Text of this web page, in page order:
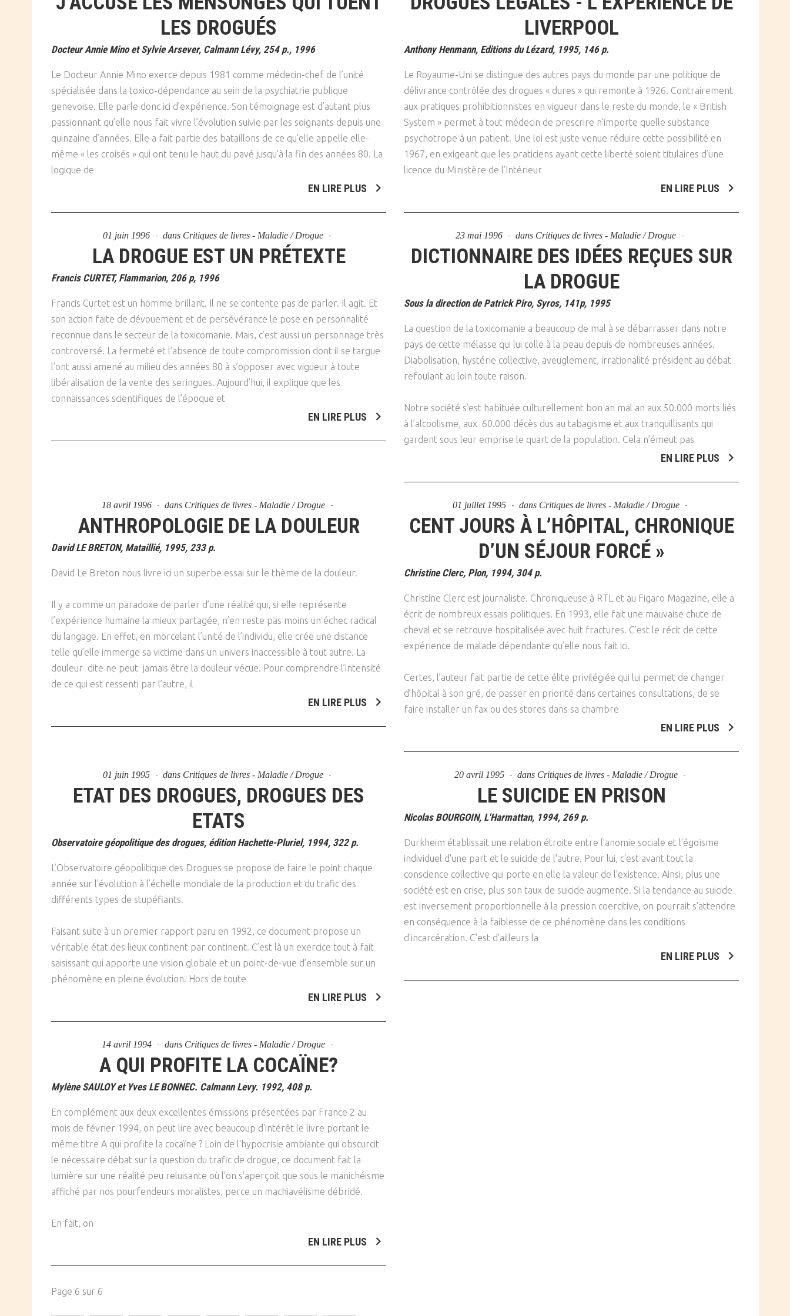
Violence / Maltraitance
Agression Sexuelle
Banlieue
Protection De L'enfance
Accueil – Placement
Psychanalyse
Psychiatrie
Psychologie
Sexualité
Sociologie
Droit
Économie / Emploi
Justice
Politique
Religion
Scolarité
Romans / Médias
LES DROGUÉS
Docteur Annie Mino et Sylvie Arsever, Calmann Lévy, 254 p., 1996
Le Docteur Annie Mino exerce depuis 1981 comme médecin-chef de l’unité
spécialisée dans la toxico-dépendance au sein de la psychiatrie publique
genevoise. Elle parle donc ici d’expérience. Son témoignage est d’autant plus
passionnant qu’elle nous fait vivre l’évolution suivie par les soignants depuis une
quinzaine d’années. Elle a fait partie des bataillons de ce qu’elle appelle elle-
même « les croisés » qui ont tenu le haut du pavé jusqu’à la fin des années 80. La
logique de
EN LIRE PLUS
LIVERPOOL
Anthony Henmann, Editions du Lézard, 1995, 146 p.
Le Royaume-Uni se distingue des autres pays du monde par une politique de
délivrance contrôlée des drogues « dures » qui remonte à 1926. Contrairement
aux pratiques prohibitionnistes en vigueur dans le reste du monde, le « British
System » permet à tout médecin de prescrire n’importe quelle substance
psychotrope à un patient. Une loi est juste venue réduire cette possibilité en
1967, en exigeant que les praticiens ayant cette liberté soient titulaires d’une
licence du Ministère de l’Intérieur
EN LIRE PLUS
01 juin 1996 dans Critiques de livres - Maladie / Drogue
LA DROGUE EST UN PRÉTEXTE
Francis CURTET, Flammarion, 206 p, 1996
Francis Curtet est un homme brillant. Il ne se contente pas de parler. Il agit. Et
son action faite de dévouement et de persévérance le pose en personnalité
reconnue dans le secteur de la toxicomanie. Mais, c’est aussi un personnage très
controversé. La fermeté et l’absence de toute compromission dont il se targue
l’ont aussi amené au milieu des années 80 à s’opposer avec vigueur à toute
libéralisation de la vente des seringues. Aujourd’hui, il explique que les
connaissances scientifiques de l’époque et
EN LIRE PLUS
23 mai 1996 dans Critiques de livres - Maladie / Drogue
DICTIONNAIRE DES IDÉES REÇUES SUR
LA DROGUE
Sous la direction de Patrick Piro, Syros, 141p, 1995
La question de la toxicomanie a beaucoup de mal à se débarrasser dans notre
pays de cette mélasse qui lui colle à la peau depuis de nombreuses années.
Diabolisation, hystérie collective, aveuglement, irrationalité président au débat
refoulant au loin toute raison.
Notre société s’est habituée culturellement bon an mal an aux 50.000 morts liés
à l’alcoolisme, aux 60.000 décès dus au tabagisme et aux tranquillisants qui
gardent sous leur emprise le quart de la population. Cela n’émeut pas
EN LIRE PLUS
18 avril 1996 dans Critiques de livres - Maladie / Drogue
ANTHROPOLOGIE DE LA DOULEUR
David LE BRETON, Mataillié, 1995, 233 p.
David Le Breton nous livre ici un superbe essai sur le thème de la douleur.
Il y a comme un paradoxe de parler d’une réalité qui, si elle représente
l’expérience humaine la mieux partagée, n’en reste pas moins un échec radical
du langage. En effet, en morcelant l’unité de l’individu, elle crée une distance
telle qu’elle immerge sa victime dans un univers inaccessible à tout autre. La
douleur dite ne peut jamais être la douleur vécue. Pour comprendre l’intensité
de ce qui est ressenti par l’autre, il
EN LIRE PLUS
01 juillet 1995 dans Critiques de livres - Maladie / Drogue
CENT JOURS À L’HÔPITAL, CHRONIQUE
D’UN SÉJOUR FORCÉ »
Christine Clerc, Plon, 1994, 304 p.
Christine Clerc est journaliste. Chroniqueuse à RTL et au Figaro Magazine, elle a
écrit de nombreux essais politiques. En 1993, elle fait une mauvaise chute de
cheval et se retrouve hospitalisée avec huit fractures. C’est le récit de cette
expérience de malade dépendante qu’elle nous fait ici.
Certes, l’auteur fait partie de cette élite privilégiée qui lui permet de changer
d’hôpital à son gré, de passer en priorité dans certaines consultations, de se
faire installer un fax ou des stores dans sa chambre
EN LIRE PLUS
01 juin 1995 dans Critiques de livres - Maladie / Drogue
ETAT DES DROGUES, DROGUES DES
ETATS
Observatoire géopolitique des drogues, édition Hachette-Pluriel, 1994, 322 p.
L’Observatoire géopolitique des Drogues se propose de faire le point chaque
année sur l’évolution à l’échelle mondiale de la production et du trafic des
différents types de stupéfiants.
Faisant suite à un premier rapport paru en 1992, ce document propose un
véritable état des lieux continent par continent. C’est là un exercice tout à fait
saisissant qui apporte une vision globale et un point-de-vue d’ensemble sur un
phénomène en pleine évolution. Hors de toute
EN LIRE PLUS
20 avril 1995 dans Critiques de livres - Maladie / Drogue
LE SUICIDE EN PRISON
Nicolas BOURGOIN, L'Harmattan, 1994, 269 p.
Durkheim établissait une relation étroite entre l'anomie sociale et l'égoïsme
individuel d'une part et le suicide de l'autre. Pour lui, c'est avant tout la
conscience collective qui porte en elle la valeur de l'existence. Ainsi, plus une
société est en crise, plus son taux de suicide augmente. Si la tendance au suicide
est inversement proportionnelle à la pression coercitive, on pourrait s'attendre
en conséquence à la faiblesse de ce phénomène dans les conditions
d'incarcération. C'est d'ailleurs la
EN LIRE PLUS
14 avril 1994 dans Critiques de livres - Maladie / Drogue
A QUI PROFITE LA COCAÏNE?
Mylène SAULOY et Yves LE BONNEC. Calmann Levy. 1992, 408 p.
En complément aux deux excellentes émissions présentées par France 2 au
mois de février 1994, on peut lire avec beaucoup d'intérêt le livre portant le
même titre A qui profite la cocaïne ? Loin de l'hypocrisie ambiante qui obscurcit
le nécessaire débat sur la question du trafic de drogue, ce document fait la
lumière sur une réalité peu reluisante où l'on s'aperçoit que sous le manichéisme
affiché par nos pourfendeurs moralistes, perce un machiavélisme débridé.
En fait, on
EN LIRE PLUS
Page 6 sur 6